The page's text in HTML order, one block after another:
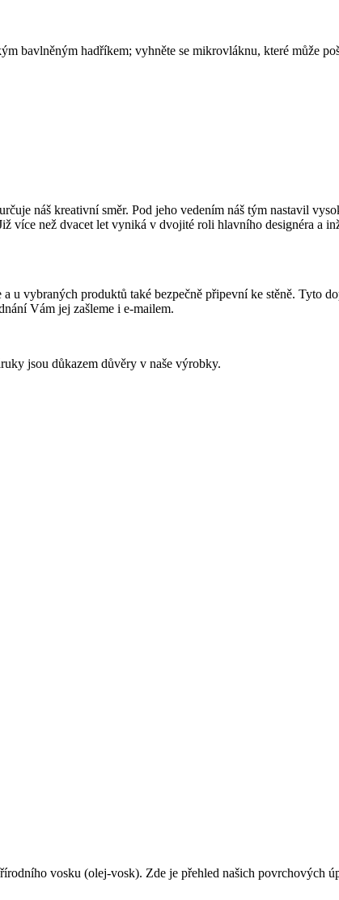
bavlněným hadříkem; vyhněte se mikrovláknu, které může
náš kreativní směr. Pod jeho vedením náš tým nastavil
více než dvacet let vyniká v dvojité roli hlavního designéra a
u vybraných produktů také bezpečně připevní ke stěně. Tyto
Vám jej zašleme i e-mailem.
jsou důkazem důvěry v naše výrobky.
vosku (olej-vosk). Zde je přehled našich povrchových